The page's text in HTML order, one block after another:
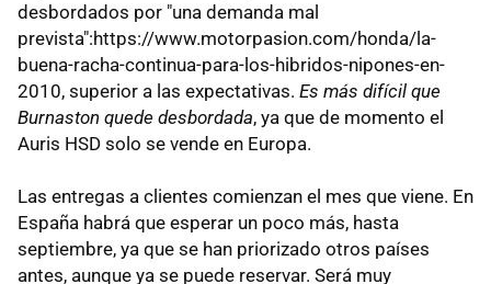
desbordados por "una demanda mal
prevista":https://www.motorpasion.com/honda/la-
buena-racha-continua-para-los-hibridos-nipones-en-
2010, superior a las expectativas. Es más difícil que
Burnaston quede desbordada, ya que de momento el
Auris HSD solo se vende en Europa.
Las entregas a clientes comienzan el mes que viene. En
España habrá que esperar un poco más, hasta
septiembre, ya que se han priorizado otros países
antes, aunque ya se puede reservar. Será muy